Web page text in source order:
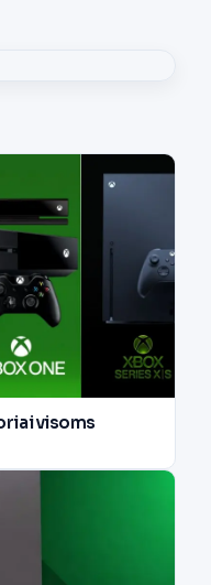
visoms